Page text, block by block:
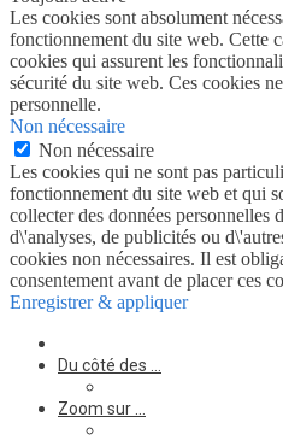
Les cookies sont absolument
fonctionnement du site web. Cette
cookies qui assurent les
sécurité du site web. Ces cookies
personnelle.
Non nécessaire
Non nécessaire
Les cookies qui ne sont pas
fonctionnement du site web et qui
collecter des données personnelles
d\'analyses, de publicités ou
cookies non nécessaires. Il est
consentement avant de placer ces
Enregistrer & appliquer
Du côté des …
Zoom sur …